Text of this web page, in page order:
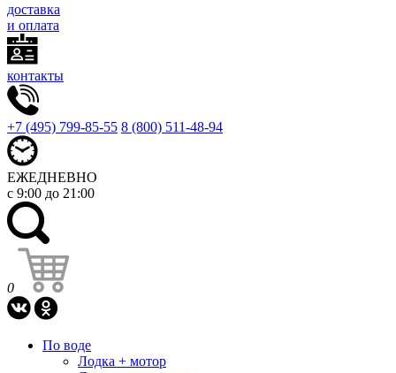
доставка
и оплата
контакты
+7 (495) 799-85-55 8 (800) 511-48-94
ЕЖЕДНЕВНО
с 9:00 до 21:00
0
По воде
Лодка + мотор